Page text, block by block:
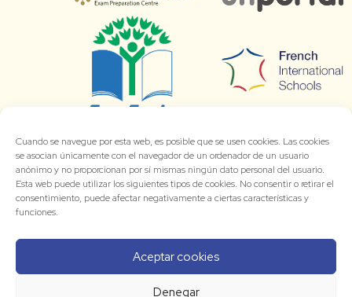
Cuando se navegue por esta web, es posible que se usen cookies. Las cookies
se asocian únicamente con el navegador de un ordenador de un usuario
anónimo y no proporcionan por sí mismas ningún dato personal del usuario.
Esta web puede utilizar los siguientes tipos de cookies. No consentir o retirar el
consentimiento, puede afectar negativamente a ciertas características y
funciones.
Aceptar cookies
Denegar